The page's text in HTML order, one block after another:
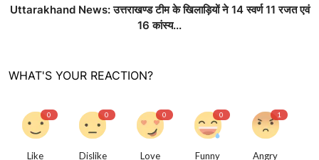
Uttarakhand News: उत्तराखण्ड टीम के खिलाड़ियों ने 14 स्वर्ण 11 रजत एवं
16 कांस्य...
WHAT'S YOUR REACTION?
0
Like
0
Dislike
0
Love
0
Funny
1
Angry